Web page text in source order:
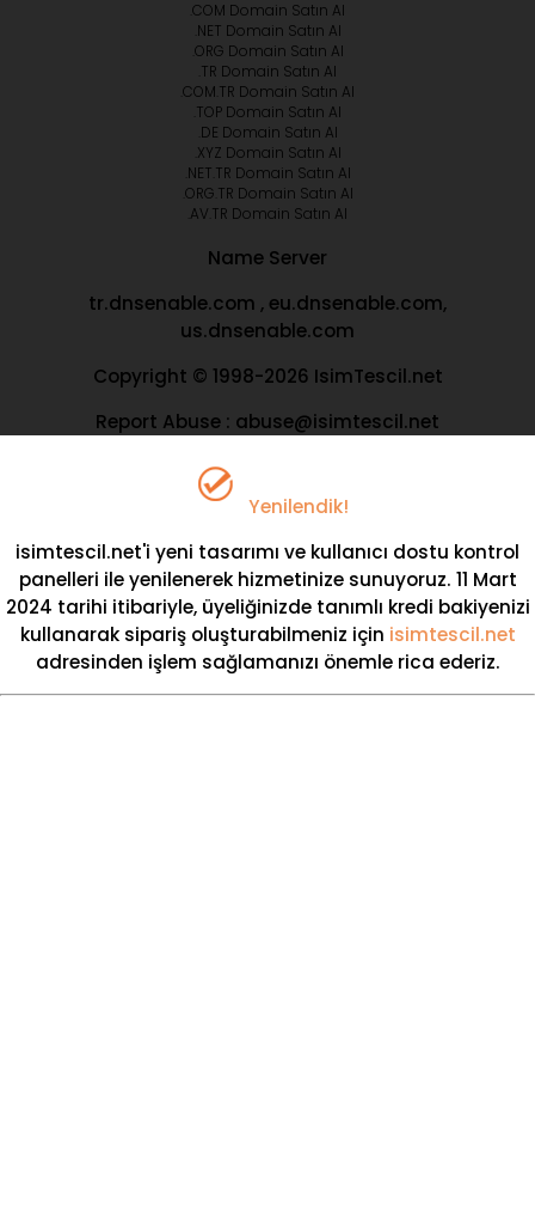
.COM Domain Satın Al
.NET Domain Satın Al
.ORG Domain Satın Al
.TR Domain Satın Al
.COM.TR Domain Satın Al
.TOP Domain Satın Al
.DE Domain Satın Al
.XYZ Domain Satın Al
.NET.TR Domain Satın Al
.ORG.TR Domain Satın Al
.AV.TR Domain Satın Al
Name Server
tr.dnsenable.com , eu.dnsenable.com,
us.dnsenable.com
Copyright © 1998-2026 IsimTescil.net
Report Abuse : abuse@isimtescil.net
Yenilendik!
isimtescil.net'i yeni tasarımı ve kullanıcı dostu kontrol
panelleri ile yenilenerek hizmetinize sunuyoruz. 11 Mart
2024 tarihi itibariyle, üyeliğinizde tanımlı kredi bakiyenizi
kullanarak sipariş oluşturabilmeniz için isimtescil.net
adresinden işlem sağlamanızı önemle rica ederiz.